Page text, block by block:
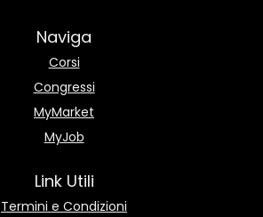
Naviga
Corsi
Congressi
MyMarket
MyJob
Link Utili
Termini e Condizioni